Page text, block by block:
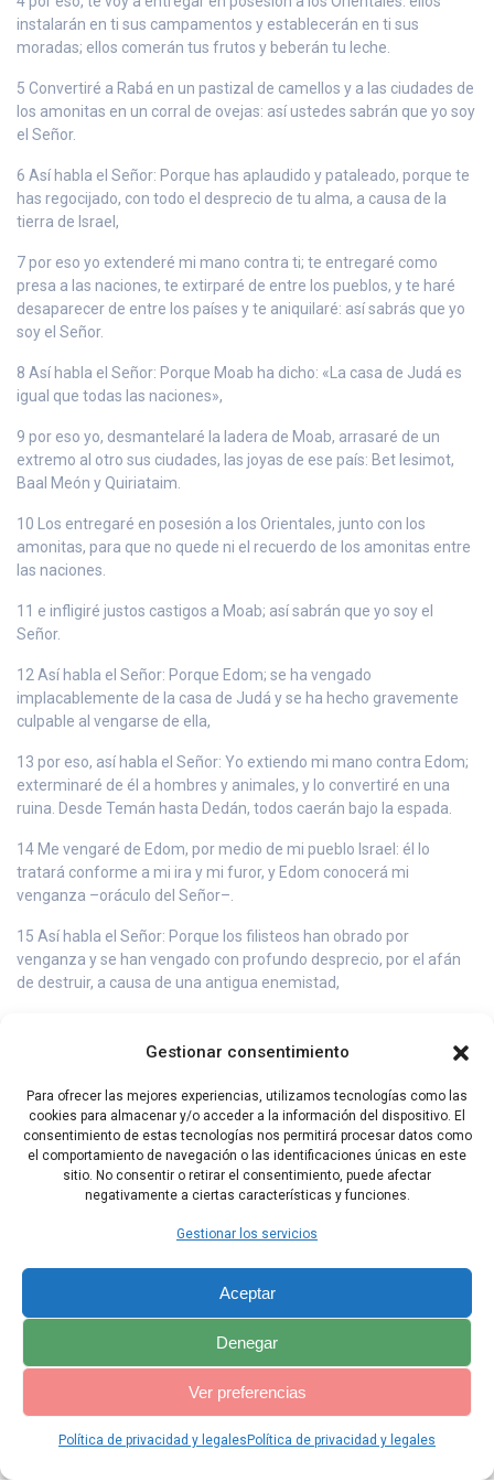
Gestionar consentimiento
Para ofrecer las mejores experiencias, utilizamos tecnologías como las
cookies para almacenar y/o acceder a la información del dispositivo. El
consentimiento de estas tecnologías nos permitirá procesar datos como
el comportamiento de navegación o las identificaciones únicas en este
sitio. No consentir o retirar el consentimiento, puede afectar
negativamente a ciertas características y funciones.
Gestionar los servicios
Aceptar
Denegar
Ver preferencias
Política de privacidad y legales Política de privacidad y legales
instalarán en ti sus campamentos y establecerán en ti sus
moradas; ellos comerán tus frutos y beberán tu leche.
5 Convertiré a Rabá en un pastizal de camellos y a las ciudades de
los amonitas en un corral de ovejas: así ustedes sabrán que yo soy
el Señor.
6 Así habla el Señor: Porque has aplaudido y pataleado, porque te
has regocijado, con todo el desprecio de tu alma, a causa de la
tierra de Israel,
7 por eso yo extenderé mi mano contra ti; te entregaré como
presa a las naciones, te extirparé de entre los pueblos, y te haré
desaparecer de entre los países y te aniquilaré: así sabrás que yo
soy el Señor.
8 Así habla el Señor: Porque Moab ha dicho: «La casa de Judá es
igual que todas las naciones»,
9 por eso yo, desmantelaré la ladera de Moab, arrasaré de un
extremo al otro sus ciudades, las joyas de ese país: Bet Iesimot,
Baal Meón y Quiriataim.
10 Los entregaré en posesión a los Orientales, junto con los
amonitas, para que no quede ni el recuerdo de los amonitas entre
las naciones.
11 e infligiré justos castigos a Moab; así sabrán que yo soy el
Señor.
12 Así habla el Señor: Porque Edom; se ha vengado
implacablemente de la casa de Judá y se ha hecho gravemente
culpable al vengarse de ella,
13 por eso, así habla el Señor: Yo extiendo mi mano contra Edom;
exterminaré de él a hombres y animales, y lo convertiré en una
ruina. Desde Temán hasta Dedán, todos caerán bajo la espada.
14 Me vengaré de Edom, por medio de mi pueblo Israel: él lo
tratará conforme a mi ira y mi furor, y Edom conocerá mi
venganza –oráculo del Señor–.
15 Así habla el Señor: Porque los filisteos han obrado por
venganza y se han vengado con profundo desprecio, por el afán
de destruir, a causa de una antigua enemistad,
filisteos; extirparé a los quereteos y haré perecer al resto de los
17 Ejecutaré contra ellos terribles venganzas, castigándolos
furiosamente; y cuando ejecute mi venganza contra ellos, sabrán
que yo soy el Señor.
Capítulo Anterior Capítulo Siguiente